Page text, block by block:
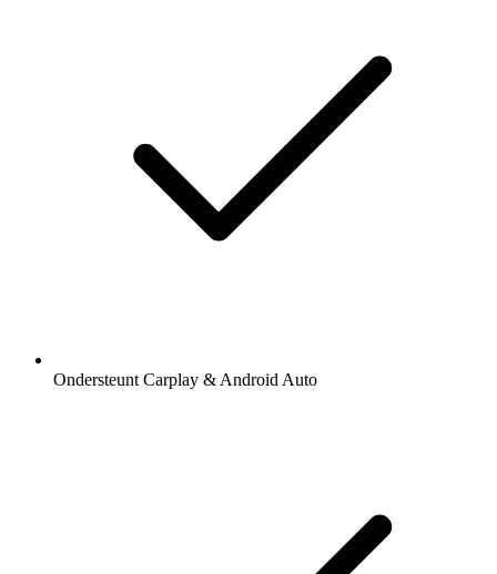
Ondersteunt Carplay & Android Auto